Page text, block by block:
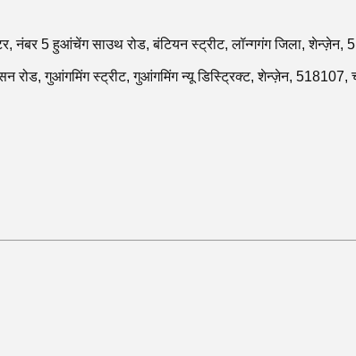
नंबर 5 हुआंचेंग साउथ रोड, बंटियन स्ट्रीट, लॉन्गगंग जिला, शेन्ज़ेन,
रोड, गुआंगमिंग स्ट्रीट, गुआंगमिंग न्यू डिस्ट्रिक्ट, शेन्ज़ेन, 518107,